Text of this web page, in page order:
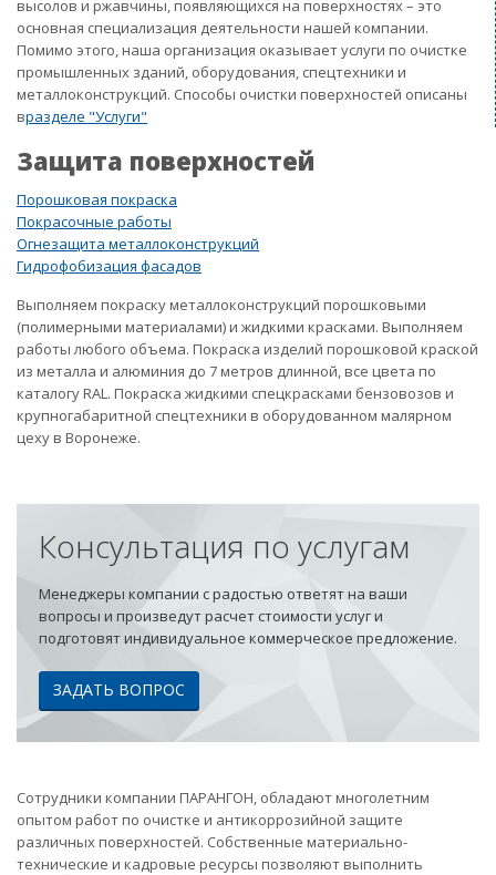
высолов и ржавчины, появляющихся на поверхностях – это
основная специализация деятельности нашей компании.
Помимо этого, наша организация оказывает услуги по очистке
промышленных зданий, оборудования, спецтехники и
металлоконструкций. Способы очистки поверхностей описаны
вразделе "Услуги"
Защита поверхностей
Порошковая покраска
Покрасочные работы
Огнезащита металлоконструкций
Гидрофобизация фасадов
Выполняем покраску металлоконструкций порошковыми
(полимерными материалами) и жидкими красками. Выполняем
работы любого объема. Покраска изделий порошковой краской
из металла и алюминия до 7 метров длинной, все цвета по
каталогу RAL. Покраска жидкими спецкрасками бензовозов и
крупногабаритной спецтехники в оборудованном малярном
цеху в Воронеже.
Консультация по услугам
Менеджеры компании с радостью ответят на ваши
вопросы и произведут расчет стоимости услуг и
подготовят индивидуальное коммерческое предложение.
ЗАДАТЬ ВОПРОС
Сотрудники компании ПАРАНГОН, обладают многолетним
опытом работ по очистке и антикоррозийной защите
различных поверхностей. Собственные материально-
технические и кадровые ресурсы позволяют выполнить